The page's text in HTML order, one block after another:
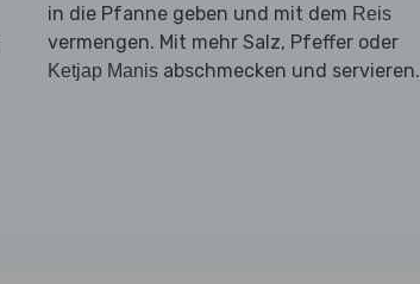
in die Pfanne geben und mit dem Reis
vermengen. Mit mehr Salz, Pfeffer oder
Ketjap Manisabschmecken und servieren.